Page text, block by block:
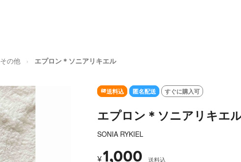
その他 エプロン＊ソニアリキエル
送料込 匿名配送 すぐに購入可
エプロン＊ソニアリキエ
SONIA RYKIEL
¥1,000 送料込